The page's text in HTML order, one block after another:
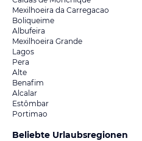
Mexilhoeira da Carregacao
Boliqueime
Albufeira
Mexilhoeira Grande
Lagos
Pera
Alte
Benafim
Alcalar
Estômbar
Portimao
Beliebte Urlaubsregionen